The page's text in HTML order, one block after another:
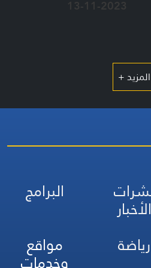
13-11-2023
المزيد +
الأخبار
البرامج
رياضة مواقع